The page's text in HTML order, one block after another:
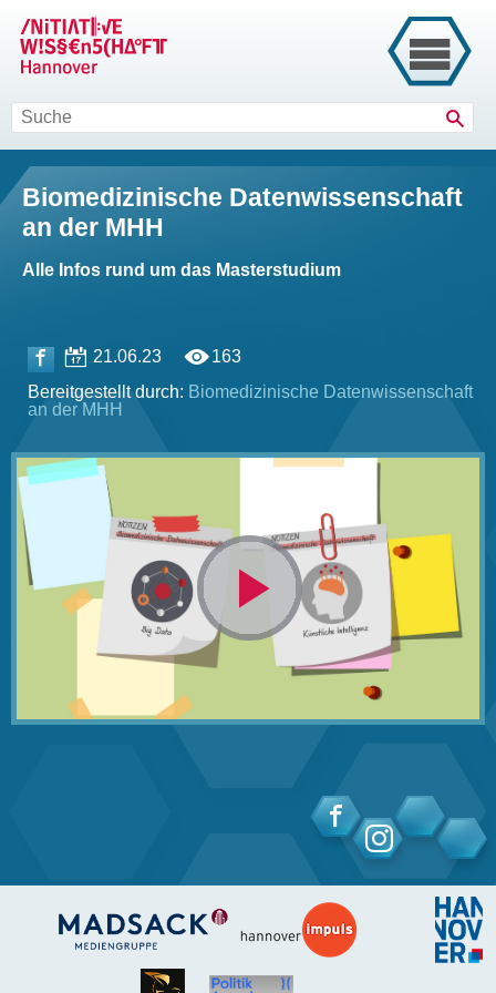
Biomedizinische Datenwissenschaft
an der MHH
Alle Infos rund um das Masterstudium
21.06.23
163
Bereitgestellt durch: Biomedizinische Datenwissenschaft
an der MHH
Video
abspielen